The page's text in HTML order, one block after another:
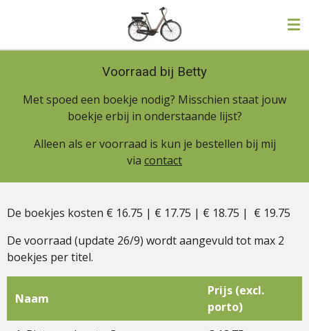
naar
Voorraad bij Betty
Met spoed een boekje nodig? Misschien staat jouw
boekje erbij in onderstaande lijst?
Alleen als er voorraad is kun je bestellen bij mij
via contact
De boekjes kosten € 16.75 | € 17.75 | € 18.75 | € 19.75
De voorraad (update 26/9) wordt aangevuld tot max 2
boekjes per titel.
Naam
Prijs (excl.
porto)